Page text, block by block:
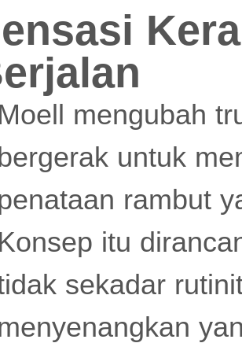
Moell mengubah
untuk
rambut
Konsep itu
sekadar